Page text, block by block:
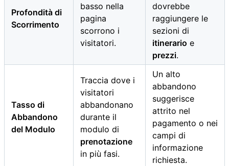
Profondità di
Scorrimento
basso nella
pagina
scorrono i
visitatori.
dovrebbe
raggiungere le
sezioni di
itinerario e
prezzi.
Tasso di
Abbandono
del Modulo
Traccia dove i
visitatori
abbandonano
durante il
modulo di
prenotazione
in più fasi.
Un alto
abbandono
suggerisce
attrito nel
pagamento o nei
campi di
informazione
richiesta.